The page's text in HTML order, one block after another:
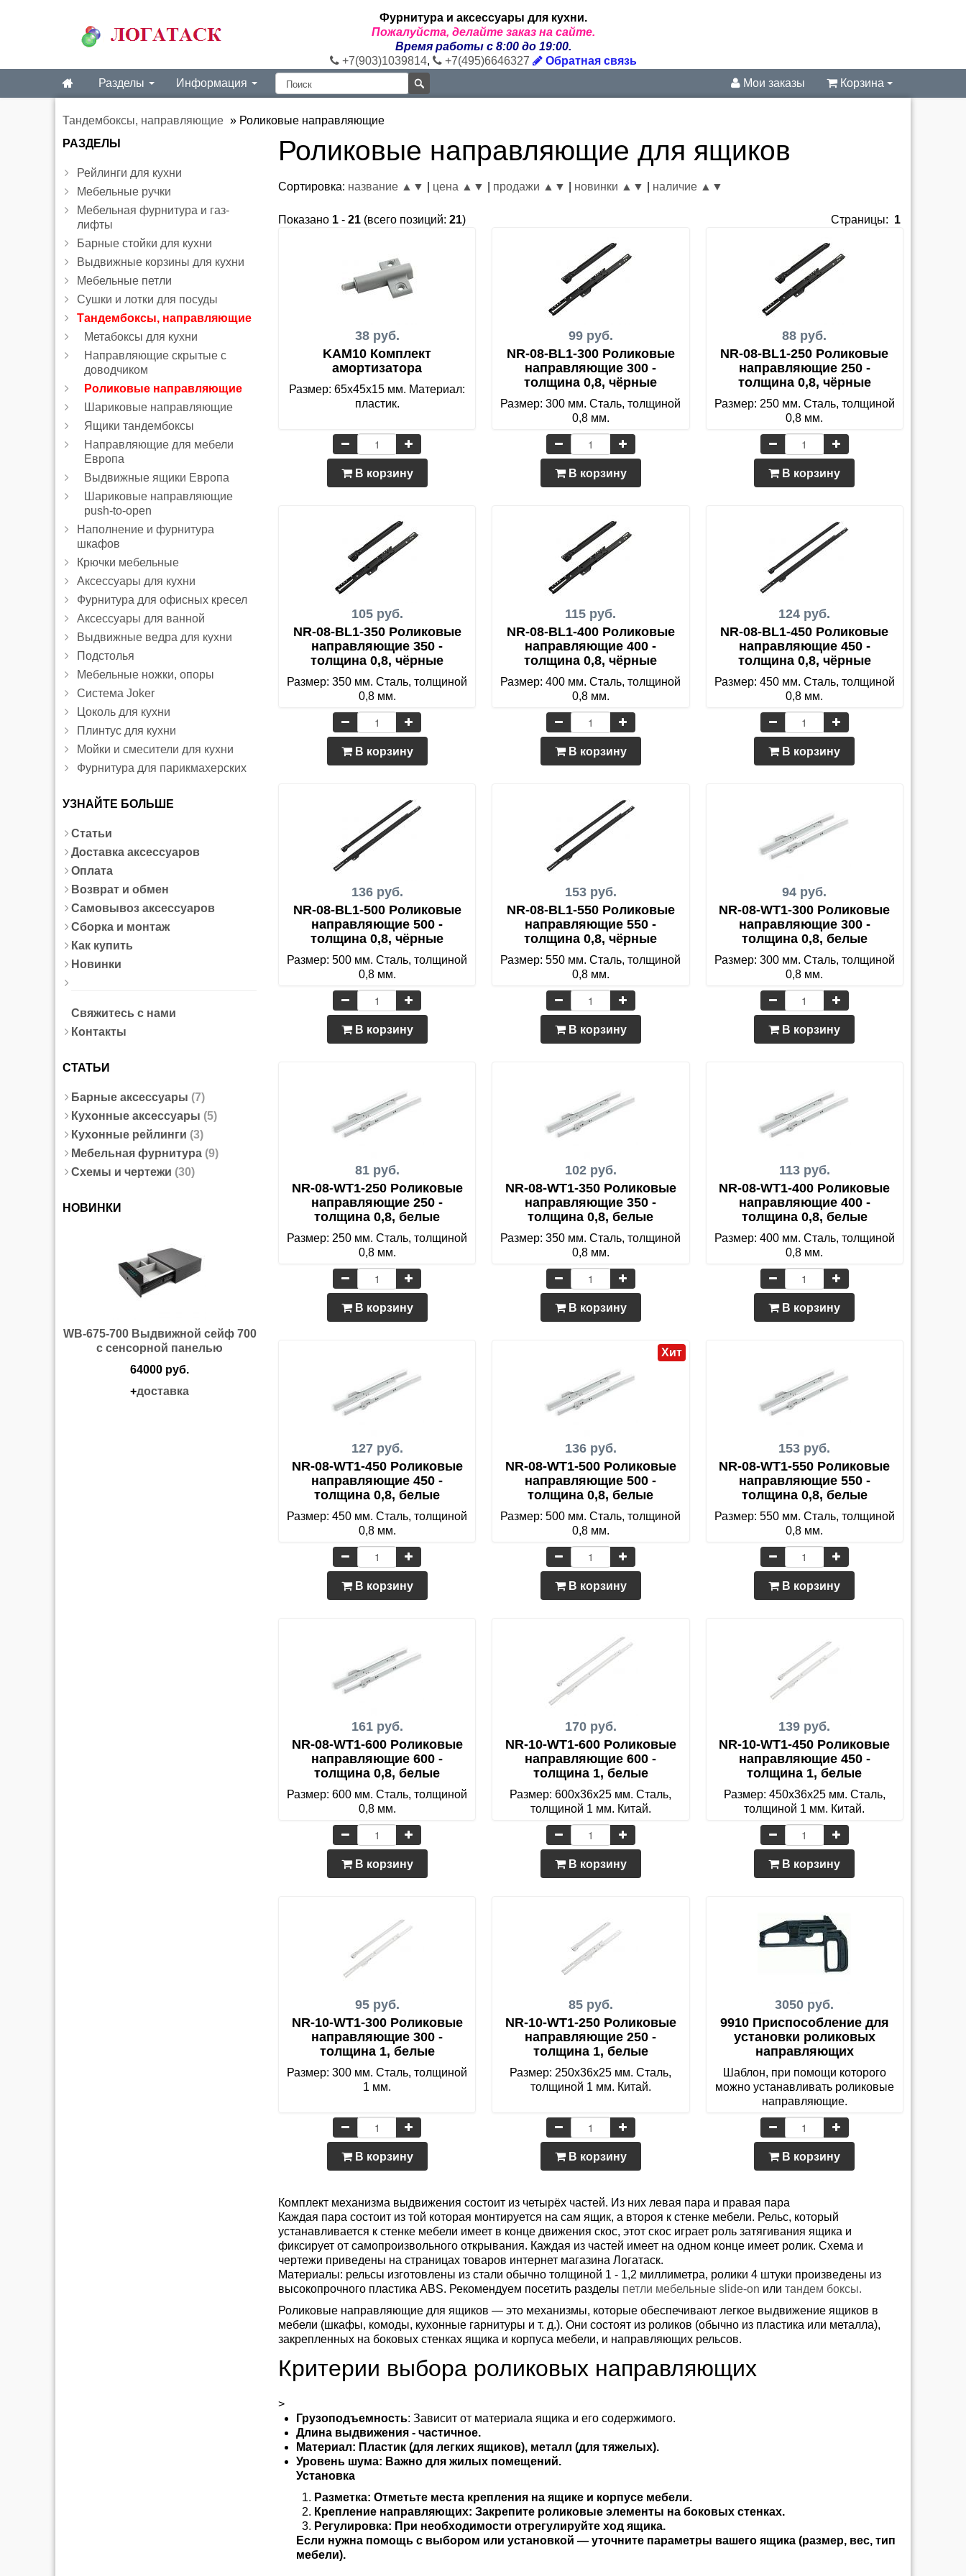
Фурнитура и аксессуары для кухни.
Пожалуйста, делайте заказ на сайте.
Время работы с 8:00 до 19:00.
+7(903)1039814, +7(495)6646327
Обратная связь
Разделы
Информация Мои заказы Корзина
Тандембоксы, направляющие » Роликовые направляющие
Роликовые направляющие для ящиков
Сортировка: название ▲ ▼ цена ▲ ▼ продажи ▲ ▼ новинки ▲ ▼ наличие ▲ ▼
Страницы: 1
Показано 1 -21 (всего позиций:21)
38 руб.
KAM10 Комплект
амортизатора
Размер: 65х45х15 мм. Материал:
пластик.
В корзину
99 руб.
NR-08-BL1-300 Роликовые
направляющие 300 -
толщина 0,8, чёрные
Размер: 300 мм. Сталь, толщиной
0,8 мм.
В корзину
88 руб.
NR-08-BL1-250 Роликовые
направляющие 250 -
толщина 0,8, чёрные
Размер: 250 мм. Сталь, толщиной
0,8 мм.
В корзину
105 руб.
NR-08-BL1-350 Роликовые
направляющие 350 -
толщина 0,8, чёрные
Размер: 350 мм. Сталь, толщиной
0,8 мм.
В корзину
115 руб.
NR-08-BL1-400 Роликовые
направляющие 400 -
толщина 0,8, чёрные
Размер: 400 мм. Сталь, толщиной
0,8 мм.
В корзину
124 руб.
NR-08-BL1-450 Роликовые
направляющие 450 -
толщина 0,8, чёрные
Размер: 450 мм. Сталь, толщиной
0,8 мм.
В корзину
136 руб.
NR-08-BL1-500 Роликовые
направляющие 500 -
толщина 0,8, чёрные
Размер: 500 мм. Сталь, толщиной
0,8 мм.
В корзину
153 руб.
NR-08-BL1-550 Роликовые
направляющие 550 -
толщина 0,8, чёрные
Размер: 550 мм. Сталь, толщиной
0,8 мм.
В корзину
94 руб.
NR-08-WT1-300 Роликовые
направляющие 300 -
толщина 0,8, белые
Размер: 300 мм. Сталь, толщиной
0,8 мм.
В корзину
81 руб.
NR-08-WT1-250 Роликовые
направляющие 250 -
толщина 0,8, белые
Размер: 250 мм. Сталь, толщиной
0,8 мм.
В корзину
102 руб.
NR-08-WT1-350 Роликовые
направляющие 350 -
толщина 0,8, белые
Размер: 350 мм. Сталь, толщиной
0,8 мм.
В корзину
113 руб.
NR-08-WT1-400 Роликовые
направляющие 400 -
толщина 0,8, белые
Размер: 400 мм. Сталь, толщиной
0,8 мм.
В корзину
127 руб.
NR-08-WT1-450 Роликовые
направляющие 450 -
толщина 0,8, белые
Размер: 450 мм. Сталь, толщиной
0,8 мм.
В корзину
136 руб.
Хит
NR-08-WT1-500 Роликовые
направляющие 500 -
толщина 0,8, белые
Размер: 500 мм. Сталь, толщиной
0,8 мм.
В корзину
153 руб.
NR-08-WT1-550 Роликовые
направляющие 550 -
толщина 0,8, белые
Размер: 550 мм. Сталь, толщиной
0,8 мм.
В корзину
161 руб.
NR-08-WT1-600 Роликовые
направляющие 600 -
толщина 0,8, белые
Размер: 600 мм. Сталь, толщиной
0,8 мм.
В корзину
170 руб.
NR-10-WT1-600 Роликовые
направляющие 600 -
толщина 1, белые
Размер: 600х36х25 мм. Сталь,
толщиной 1 мм. Китай.
В корзину
139 руб.
NR-10-WT1-450 Роликовые
направляющие 450 -
толщина 1, белые
Размер: 450х36х25 мм. Сталь,
толщиной 1 мм. Китай.
В корзину
95 руб.
NR-10-WT1-300 Роликовые
направляющие 300 -
толщина 1, белые
Размер: 300 мм. Сталь, толщиной
1 мм.
В корзину
85 руб.
NR-10-WT1-250 Роликовые
направляющие 250 -
толщина 1, белые
Размер: 250х36х25 мм. Сталь,
толщиной 1 мм. Китай.
В корзину
3050 руб.
9910 Приспособление для
установки роликовых
направляющих
Шаблон, при помощи которого
можно устанавливать роликовые
направляющие.
В корзину
Комплект механизма выдвижения состоит из четырёх частей. Из них левая пара и правая пара
Каждая пара состоит из той которая монтируется на сам ящик, а второя к стенке мебели. Рельс, который
устанавливается к стенке мебели имеет в конце движения скос, этот скос играет роль затягивания ящика и
фиксирует от самопроизвольного открывания. Каждая из частей имеет на одном конце имеет ролик. Схема и
чертежи приведены на страницах товаров интернет магазина Логатаск.
Материалы: рельсы изготовлены из стали обычно толщиной 1 - 1,2 миллиметра, ролики 4 штуки произведены из
высокопрочного пластика ABS. Рекомендуем посетить разделы петли мебельные slide-on илитандем боксы.
Роликовые направляющие для ящиков — это механизмы, которые обеспечивают легкое выдвижение ящиков в
мебели (шкафы, комоды, кухонные гарнитуры и т. д.). Они состоят из роликов (обычно из пластика или металла),
закрепленных на боковых стенках ящика и корпуса мебели, и направляющих рельсов.
Критерии выбора роликовых направляющих
>
Грузоподъемность: Зависит от материала ящика и его содержимого.
Длина выдвижения - частичное.
Материал: Пластик (для легких ящиков), металл (для тяжелых).
Уровень шума: Важно для жилых помещений.
Установка
Разметка: Отметьте места крепления на ящике и корпусе мебели.
Крепление направляющих: Закрепите роликовые элементы на боковых стенках.
Регулировка: При необходимости отрегулируйте ход ящика.
Если нужна помощь с выбором или установкой — уточните параметры вашего ящика (размер, вес, тип
мебели).
РАЗДЕЛЫ
Рейлинги для кухни
Мебельные ручки
Мебельная фурнитура и газ-
лифты
Барные стойки для кухни
Выдвижные корзины для кухни
Мебельные петли
Сушки и лотки для посуды
Тандембоксы, направляющие
Метабоксы для кухни
Направляющие скрытые с
доводчиком
Роликовые направляющие
Шариковые направляющие
Ящики тандембоксы
Направляющие для мебели
Европа
Выдвижные ящики Европа
Шариковые направляющие
push-to-open
Наполнение и фурнитура
шкафов
Крючки мебельные
Аксессуары для кухни
Фурнитура для офисных кресел
Аксессуары для ванной
Выдвижные ведра для кухни
Подстолья
Мебельные ножки, опоры
Система Joker
Цоколь для кухни
Плинтус для кухни
Мойки и смесители для кухни
Фурнитура для парикмахерских
УЗНАЙТЕ БОЛЬШЕ
Статьи
Доставка аксессуаров
Оплата
Возврат и обмен
Самовывоз аксессуаров
Сборка и монтаж
Как купить
Новинки
Свяжитесь с нами
Контакты
СТАТЬИ
Барные аксессуары (7)
Кухонные аксессуары (5)
Кухонные рейлинги (3)
Мебельная фурнитура (9)
Схемы и чертежи (30)
НОВИНКИ
WB-675-700 Выдвижной сейф 700
с сенсорной панелью
64000 руб.
+доставка